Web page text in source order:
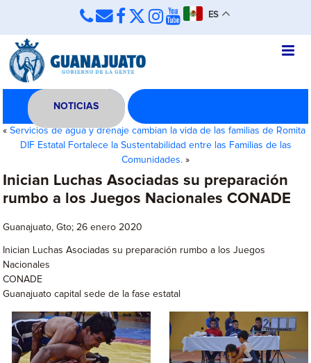
ES
NOTICIAS
«Servicios de agua y drenaje cambian la vida de las familias de Romita
DIF Estatal Fortalece la Sustentabilidad entre las Familias de las
Comunidades. »
Inician Luchas Asociadas su preparación
rumbo a los Juegos Nacionales CONADE
Guanajuato, Gto; 26 enero 2020
Inician Luchas Asociadas su preparación rumbo a los Juegos
Nacionales
CONADE
Guanajuato capital sede de la fase estatal